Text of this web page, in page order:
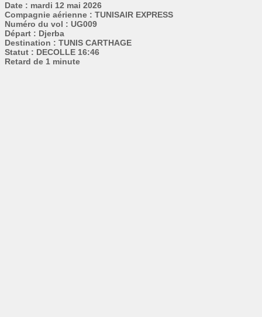
Date : mardi 12 mai 2026
Compagnie aérienne : TUNISAIR EXPRESS
Numéro du vol : UG009
Départ : Djerba
Destination : TUNIS CARTHAGE
Statut : DECOLLE 16:46
Retard de 1 minute